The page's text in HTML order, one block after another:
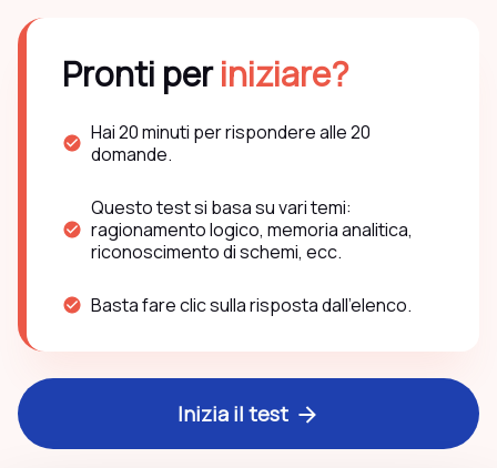
Pronti periniziare?
Hai20minuti per rispondere alle20
domande.
Questo test si basa su vari temi:
ragionamento logico, memoria analitica,
riconoscimento di schemi, ecc.
Basta fare clic sulla risposta dall'elenco.
Inizia il test